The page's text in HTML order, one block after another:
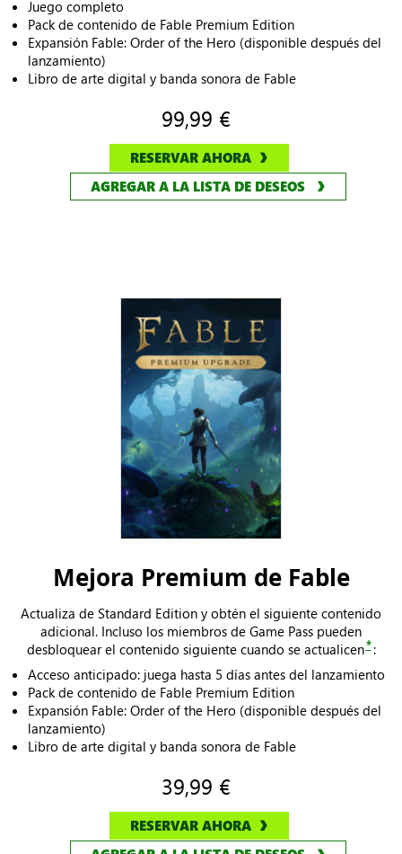
Juego completo
Pack de contenido de Fable Premium Edition
Expansión Fable: Order of the Hero (disponible después del
lanzamiento)
Libro de arte digital y banda sonora de Fable
99,99 €
RESERVAR AHORA
Mejora Premium de Fable
Actualiza de Standard Edition y obtén el siguiente contenido
adicional. Incluso los miembros de Game Pass pueden
desbloquear el contenido siguiente cuando se actualicen
:
Acceso anticipado: juega hasta 5 días antes del lanzamiento
Pack de contenido de Fable Premium Edition
Expansión Fable: Order of the Hero (disponible después del
lanzamiento)
39,99 €
RESERVAR AHORA